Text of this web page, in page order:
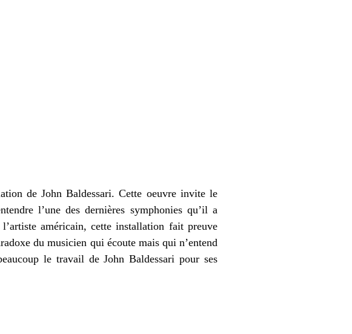
de John Baldessari. Cette oeuvre invite le
l’une des dernières symphonies qu’il a
américain, cette installation fait preuve
du musicien qui écoute mais qui n’entend
le travail de John Baldessari pour ses